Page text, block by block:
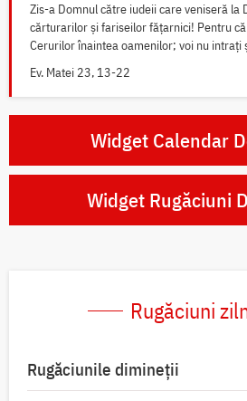
Zis-a Domnul către iudeii care veniseră la
cărturarilor și fariseilor fățarnici! Pentru
Cerurilor înaintea oamenilor; voi nu intrați
Ev. Matei 23, 13-22
Widget Calendar
Widget Rugăciuni
Rugăciuni
Rugăciunile dimineții